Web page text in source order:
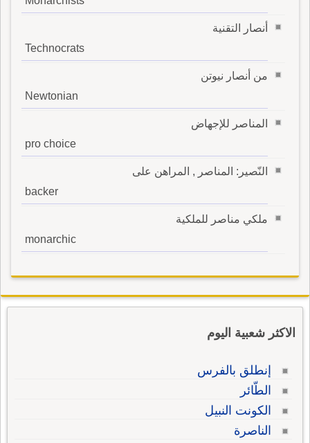
أنصار التقنية
Technocrats
من أنصار نيوتن
Newtonian
المناصر للإجهاض
pro choice
النّصير: المناصر , المراهن على
backer
ملكي مناصر للملكية
monarchic
الاكثر شعبية اليوم
إنطلق بالفرس
الطّائر
الكونت النبيل
الناصرة